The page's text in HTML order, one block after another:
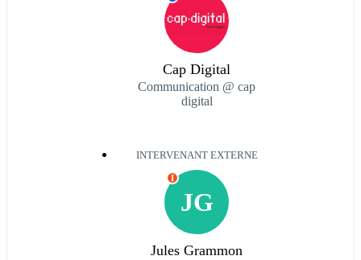
Cap Digital
Communication @ cap
digital
INTERVENANT EXTERNE
JG
I
Jules Grammon